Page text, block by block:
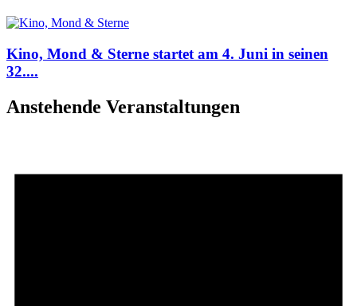
Kino, Mond & Sterne startet am 4. Juni in seinen
32....
Anstehende Veranstaltungen